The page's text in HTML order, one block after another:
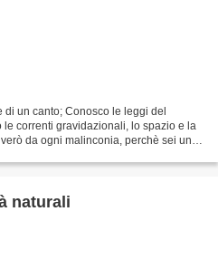
di un canto; Conosco le leggi del
correnti gravidazionali, lo spazio e la
da ogni malinconia, perchè sei un
naturali